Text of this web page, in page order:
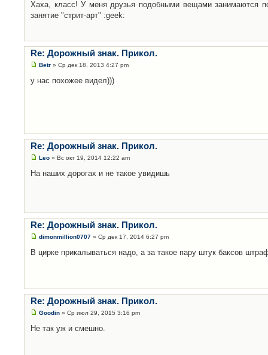
Хаха, класс! У меня друзья подобными вещами занимаются
занятие "стрит-арт" :geek:
Re: Дорожный знак. Прикол.
Betr » Ср дек 18, 2013 4:27 pm
у нас похожее видел)))
Re: Дорожный знак. Прикол.
Leo » Вс окт 19, 2014 12:22 am
На наших дорогах и не такое увидишь
Re: Дорожный знак. Прикол.
dimonmillion0707 » Ср дек 17, 2014 6:27 pm
В цирке прикалываться надо, а за такое пару штук баксов
Re: Дорожный знак. Прикол.
Goodin » Ср июл 29, 2015 3:16 pm
Не так уж и смешно.